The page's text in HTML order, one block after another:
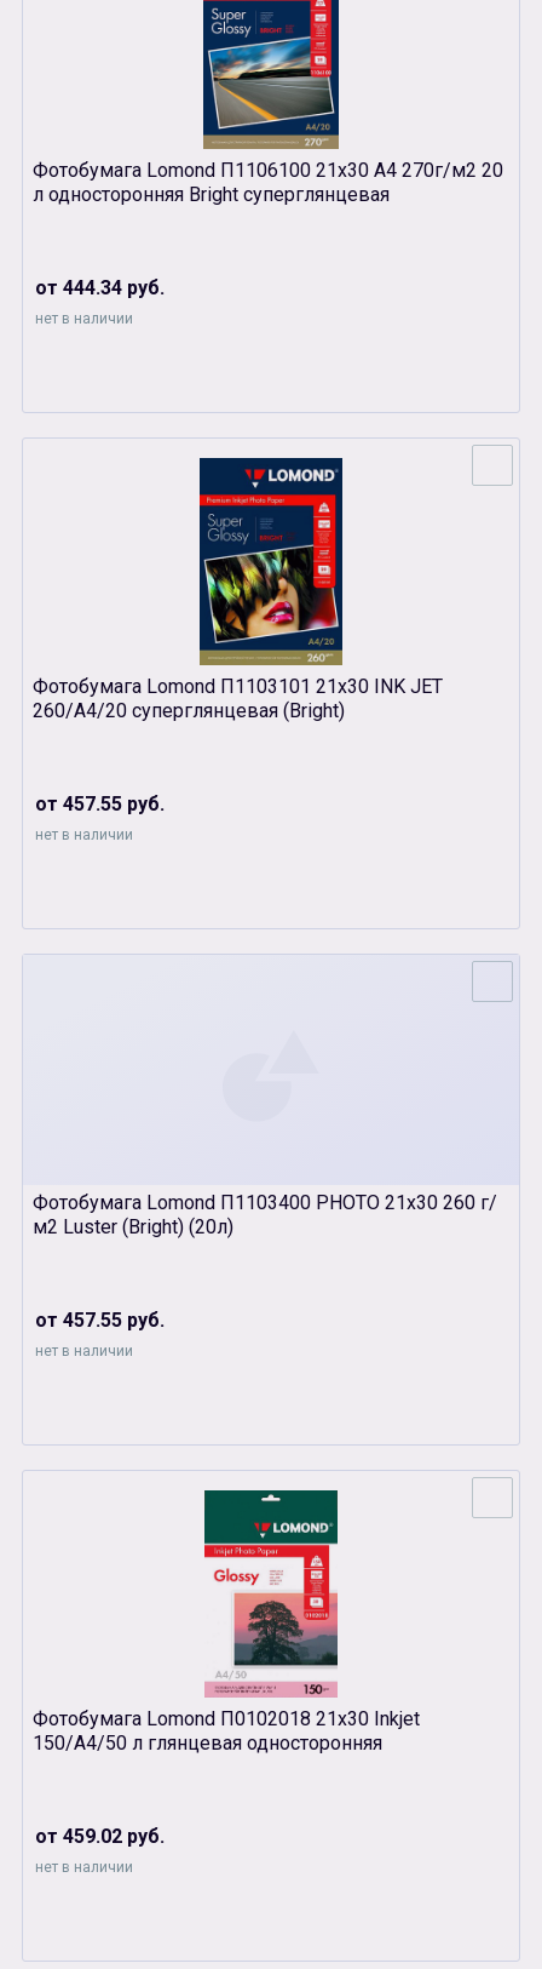
Фотобумага Lomond П1106100 21х30 А4 270г/м2 20
л односторонняя Bright суперглянцевая
от 444.34 руб.
нет в наличии
Фотобумага Lomond П1103101 21х30 INK JET
260/A4/20 суперглянцевая (Bright)
от 457.55 руб.
нет в наличии
Фотобумага Lomond П1103400 PHOTO 21х30 260 г/
м2 Luster (Bright) (20л)
от 457.55 руб.
нет в наличии
Фотобумага Lomond П0102018 21х30 Inkjet
150/A4/50 л глянцевая односторонняя
от 459.02 руб.
нет в наличии